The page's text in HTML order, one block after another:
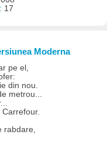
17
Moderna
pe el,
din nou.
metrou...
rabdare,